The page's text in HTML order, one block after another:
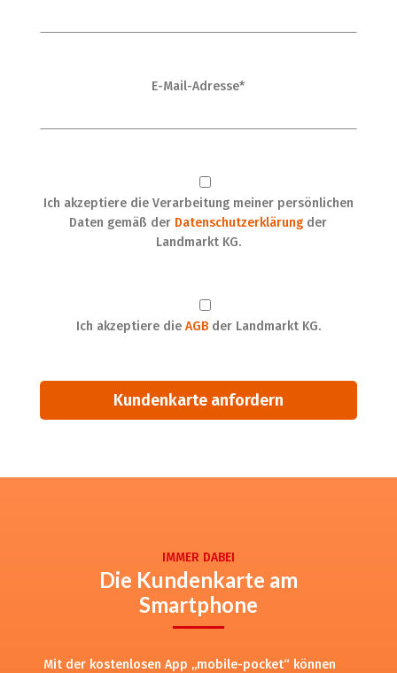
E-Mail-Adresse*
Ich akzeptiere die Verarbeitung meiner persönlichen
Daten gemäß der Datenschutzerklärung der
Landmarkt KG.
Ich akzeptiere die AGBder Landmarkt KG.
IMMER DABEI
Die Kundenkarte am
Smartphone
Mit der kostenlosen App „mobile-pocket“ können